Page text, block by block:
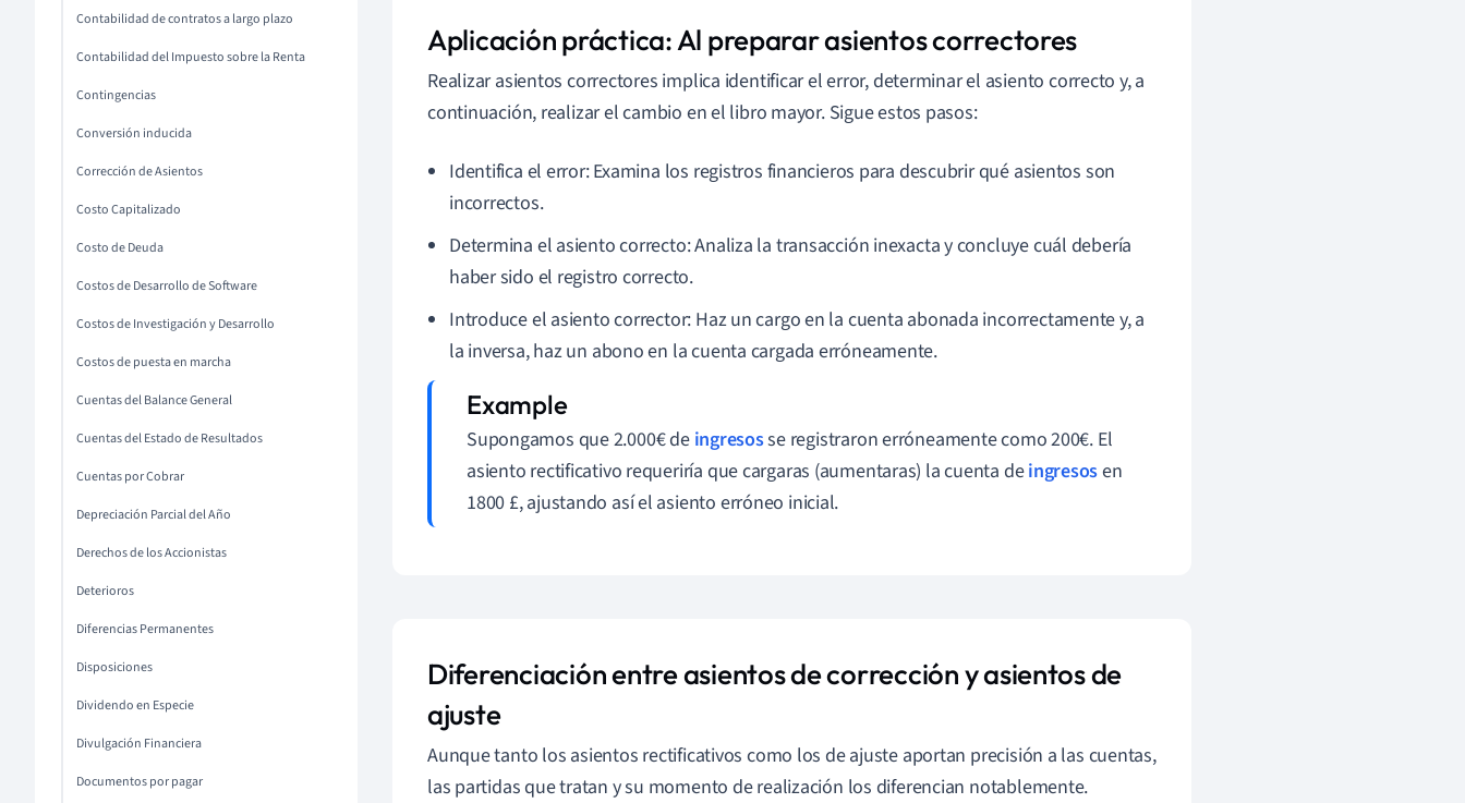
Contabilidad de contratos a largo plazo
Contabilidad del Impuesto sobre la Renta
Contingencias
Conversión inducida
Corrección de Asientos
Costo Capitalizado
Costo de Deuda
Costos de Desarrollo de Software
Costos de Investigación y Desarrollo
Costos de puesta en marcha
Cuentas del Balance General
Cuentas del Estado de Resultados
Cuentas por Cobrar
Depreciación Parcial del Año
Derechos de los Accionistas
Deterioros
Diferencias Permanentes
Disposiciones
Dividendo en Especie
Divulgación Financiera
Documentos por pagar
Aplicación práctica: Al preparar asientos correctores
Realizar asientos correctores implica identificar el error, determinar el asiento correcto y, a
continuación, realizar el cambio en el libro mayor. Sigue estos pasos:
Identifica el error: Examina los registros financieros para descubrir qué asientos son
incorrectos.
Determina el asiento correcto: Analiza la transacción inexacta y concluye cuál debería
haber sido el registro correcto.
Introduce el asiento corrector: Haz un cargo en la cuenta abonada incorrectamente y, a
la inversa, haz un abono en la cuenta cargada erróneamente.
Supongamos que 2.000€ de ingresosse registraron erróneamente como 200€. El
asiento rectificativo requeriría que cargaras (aumentaras) la cuenta deingresosen
1800 £, ajustando así el asiento erróneo inicial.
Diferenciación entre asientos de corrección y asientos de
ajuste
Aunque tanto los asientos rectificativos como los de ajuste aportan precisión a las cuentas,
las partidas que tratan y su momento de realización los diferencian notablemente.